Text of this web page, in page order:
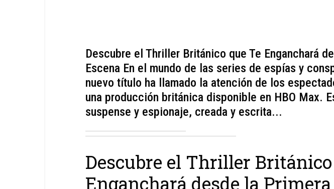
Descubre el Thriller Británico que Te Enganchará
Escena En el mundo de las series de espías y
nuevo título ha llamado la atención de los
una producción británica disponible en HBO Max.
suspense y espionaje, creada y escrita...
Descubre el Thriller Británico
Enganchará desde la